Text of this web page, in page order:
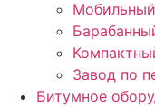
Завод по
Битумное